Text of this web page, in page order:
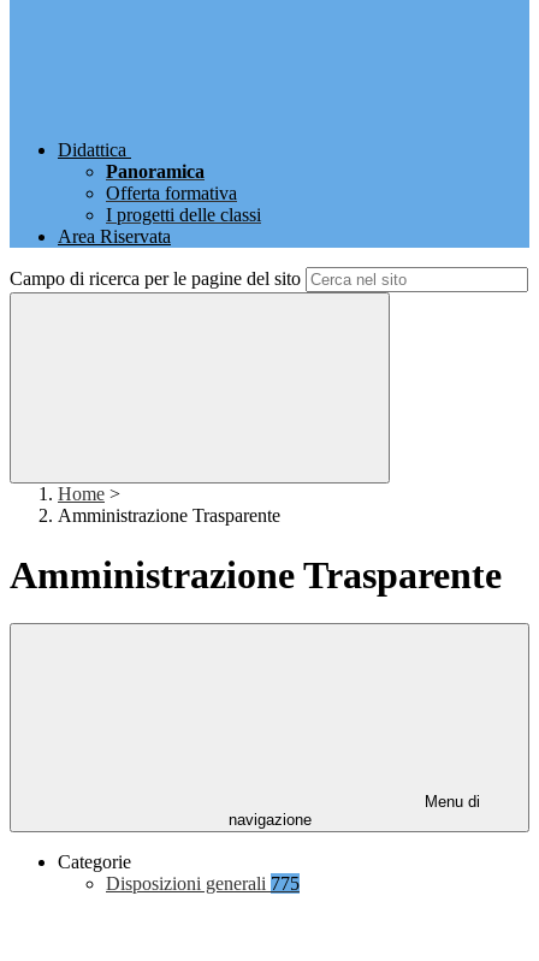
Didattica
Panoramica
Offerta formativa
I progetti delle classi
Area Riservata
Campo di ricerca per le pagine del sito
Home >
Amministrazione Trasparente
Amministrazione Trasparente
Menu di
navigazione
Categorie
Disposizioni generali 775